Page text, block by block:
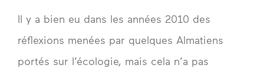
Il y a bien eu dans les années 2010 des
réflexions menées par quelques Almatiens
portés sur l’écologie, mais cela n’a pas